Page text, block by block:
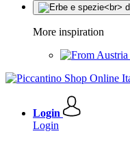
More inspiration
Login
Login